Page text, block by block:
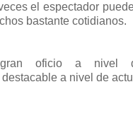
el espectador
bastante cotidianos.
oficio a nivel
a nivel de